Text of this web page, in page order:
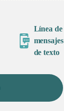
Línea de
mensajes
de texto